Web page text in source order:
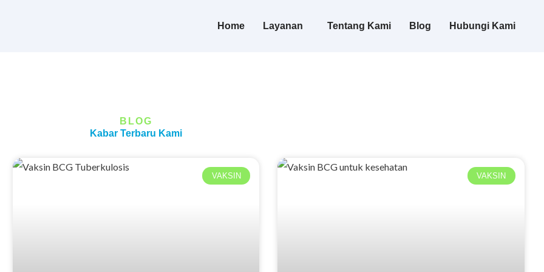
Home Layanan Tentang Kami Blog Hubungi Kami
BLOG
Kabar Terbaru Kami
VAKSIN VAKSIN